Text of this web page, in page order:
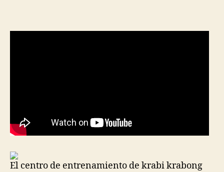
El centro de entrenamiento de krabi krabong